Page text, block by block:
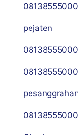
pejaten
pesanggrahan